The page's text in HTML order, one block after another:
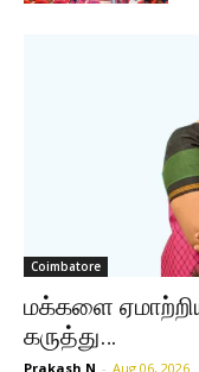
Coimbatore
மக்களை
கருத்து…
Prakash N - Aug 06, 2026